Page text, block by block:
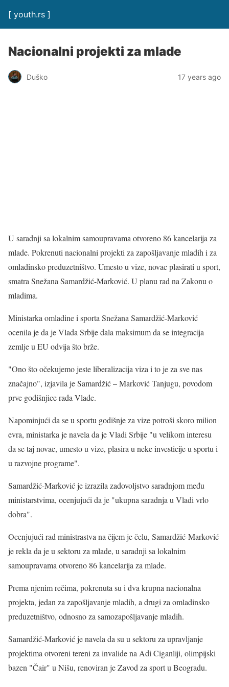
[ youth.rs ]
Nacionalni projekti za mlade
Duško 17 years ago
U saradnji sa lokalnim samoupravama otvoreno 86 kancelarija za
mlade. Pokrenuti nacionalni projekti za zapošljavanje mladih i za
omladinsko preduzetništvo. Umesto u vize, novac plasirati u sport,
smatra Snežana Samardžić-Marković. U planu rad na Zakonu o
mladima.
Ministarka omladine i sporta Snežana Samardžić-Marković
ocenila je da je Vlada Srbije dala maksimum da se integracija
zemlje u EU odvija što brže.
"Ono što očekujemo jeste liberalizacija viza i to je za sve nas
značajno", izjavila je Samardžić – Marković Tanjugu, povodom
prve godišnjice rada Vlade.
Napominjući da se u sportu godišnje za vize potroši skoro milion
evra, ministarka je navela da je Vladi Srbije "u velikom interesu
da se taj novac, umesto u vize, plasira u neke investicije u sportu i
u razvojne programe".
Samardžić-Marković je izrazila zadovoljstvo saradnjom među
ministarstvima, ocenjujući da je "ukupna saradnja u Vladi vrlo
dobra".
Ocenjujući rad ministrastva na čijem je čelu, Samardžić-Marković
je rekla da je u sektoru za mlade, u saradnji sa lokalnim
samoupravama otvoreno 86 kancelarija za mlade.
Prema njenim rečima, pokrenuta su i dva krupna nacionalna
projekta, jedan za zapošljavanje mladih, a drugi za omladinsko
preduzetništvo, odnosno za samozapošljavanje mladih.
Samardžić-Marković je navela da su u sektoru za upravljanje
projektima otvoreni tereni za invalide na Adi Ciganliji, olimpijski
bazen "Čair" u Nišu, renoviran je Zavod za sport u Beogradu.